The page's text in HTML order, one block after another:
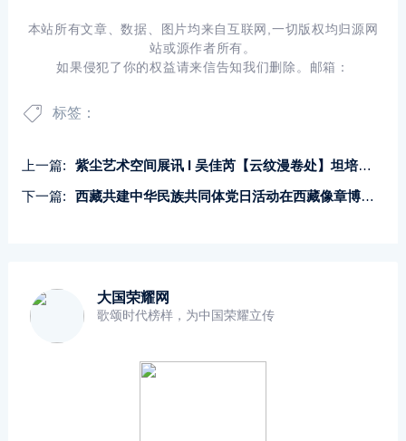
本站所有文章、数据、图片均来自互联网,一切版权均归源网
站或源作者所有。
如果侵犯了你的权益请来信告知我们删除。邮箱：
标签：
上一篇:
紫尘艺术空间展讯 I 吴佳芮【云纹漫卷处】坦培拉作品展
下一篇:
西藏共建中华民族共同体党日活动在西藏像章博物馆联合开展
大国荣耀网
歌颂时代榜样，为中国荣耀立传